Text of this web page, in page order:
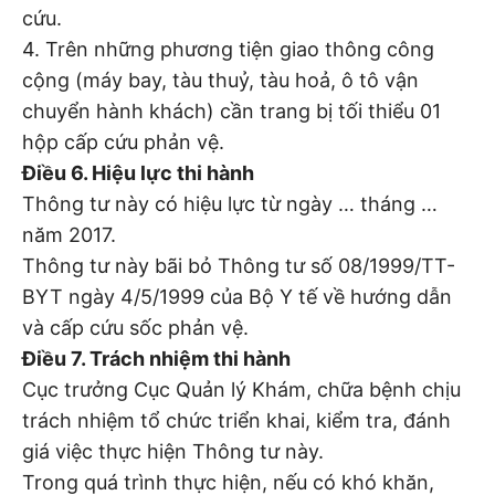
cứu.
4. Trên những phương tiện giao thông công
cộng (máy bay, tàu thuỷ, tàu hoả, ô tô vận
chuyển hành khách) cần trang bị tối thiểu 01
hộp cấp cứu phản vệ.
Điều 6. Hiệu lực thi hành
Thông tư này có hiệu lực từ ngày … tháng …
năm 2017.
Thông tư này bãi bỏ Thông tư số 08/1999/TT-
BYT ngày 4/5/1999 của Bộ Y tế về hướng dẫn
và cấp cứu sốc phản vệ.
Điều 7. Trách nhiệm thi hành
Cục trưởng Cục Quản lý Khám, chữa bệnh chịu
trách nhiệm tổ chức triển khai, kiểm tra, đánh
giá việc thực hiện Thông tư này.
Trong quá trình thực hiện, nếu có khó khăn,